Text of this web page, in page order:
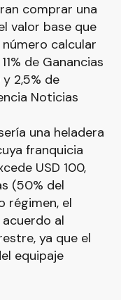
comprar una
valor base que
calcular
de Ganancias
2,5% de
Noticias
una heladera
franquicia
USD 100,
(50% del
régimen, el
al
ya que el
equipaje